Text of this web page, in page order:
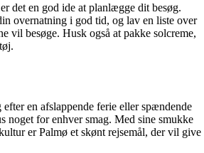
det en god ide at planlægge dit besøg.
overnatning i god tid, og lav en liste over
vil besøge. Husk også at pakke solcreme,
en afslappende ferie eller spændende
noget for enhver smag. Med sine smukke
er Palmø et skønt rejsemål, der vil give